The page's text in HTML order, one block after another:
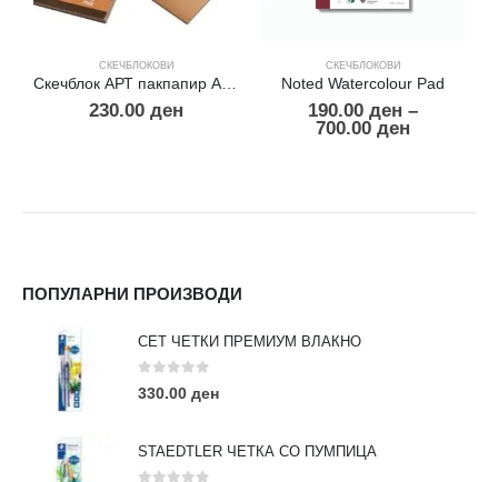
СКЕЧБЛОКОВИ
Скечблок АРТ пакпапир А4 160 гр.
230.00 ден
СКЕЧБЛОКОВИ
Noted Watercolour Pad
190.00 ден –
700.00 ден
ПОПУЛАРНИ ПРОИЗВОДИ
СЕТ ЧЕТКИ ПРЕМИУМ ВЛАКНО
0 out of 5
330.00 ден
STAEDTLER ЧЕТКА СО ПУМПИЦА